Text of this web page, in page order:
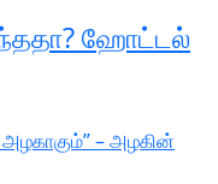
ஹோட்டல்